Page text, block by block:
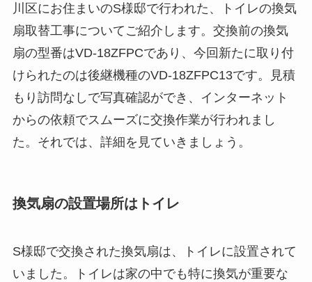
川区にお住まいのS様邸で行われた、トイレの換気
扇取替工事についてご紹介します。交換前の換気
扇の型番はVD-18ZFPCであり、今回新たに取り付
けられたのは後継機種のVD-18ZFPC13です。見積
もり訪問なしで写真確認ができ、インターネット
からの依頼でスムーズに交換作業が行われまし
た。それでは、詳細を見ていきましょう。
換気扇の設置場所はトイレ
S様邸で交換された換気扇は、トイレに設置されて
いました。トイレは家の中でも特に換気が重要な